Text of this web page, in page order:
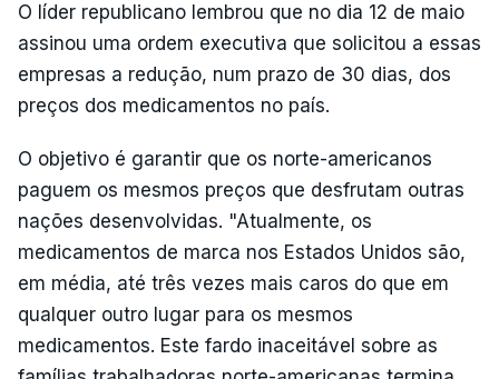
O líder republicano lembrou que no dia 12 de maio
assinou uma ordem executiva que solicitou a essas
empresas a redução, num prazo de 30 dias, dos
preços dos medicamentos no país.
O objetivo é garantir que os norte-americanos
paguem os mesmos preços que desfrutam outras
nações desenvolvidas. "Atualmente, os
medicamentos de marca nos Estados Unidos são,
em média, até três vezes mais caros do que em
qualquer outro lugar para os mesmos
medicamentos. Este fardo inaceitável sobre as